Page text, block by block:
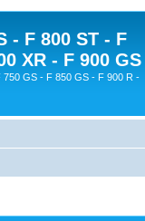
- F 800 ST - F
XR - F 900 GS
GS - F 850 GS - F 900 R -